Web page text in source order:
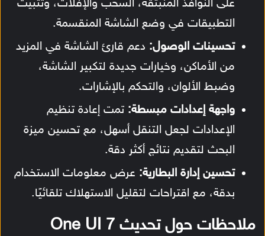
على النوافذ المنبثقة، السحب والإفلات، وتثبيت
التطبيقات في وضع الشاشة المنقسمة.
تحسينات الوصول: دعم قارئ الشاشة في المزيد
من الأماكن، وخيارات جديدة لتكبير الشاشة،
وضبط الألوان، والتحكم بالإشارات.
واجهة إعدادات مبسطة: تمت إعادة تنظيم
الإعدادات لجعل التنقل أسهل، مع تحسين ميزة
البحث لتقديم نتائج أكثر دقة.
تحسين إدارة البطارية: عرض معلومات الاستخدام
بدقة، مع اقتراحات لتقليل الاستهلاك تلقائيًا.
ملاحظات حول تحديث One UI 7